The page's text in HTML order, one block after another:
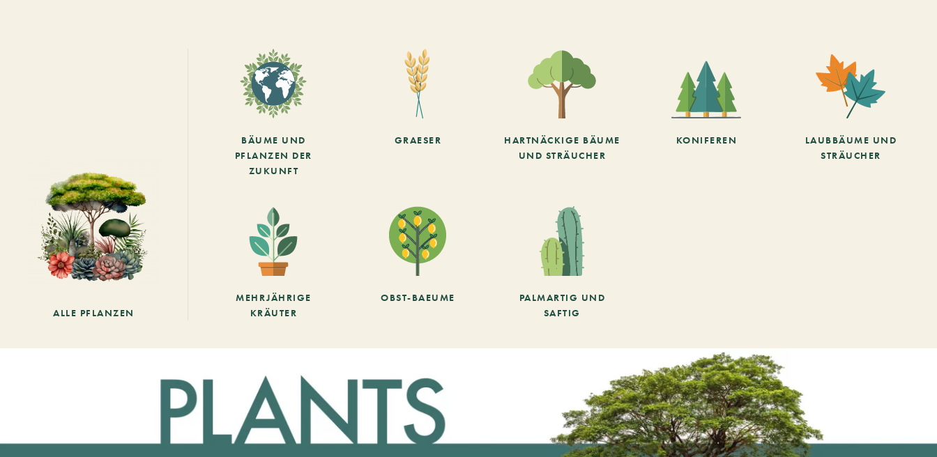
ALLE PFLANZEN
BÄUME UND
PFLANZEN DER
ZUKUNFT
GRAESER
HARTNÄCKIGE BÄUME
UND STRÄUCHER
KONIFEREN
LAUBBÄUME UND
STRÄUCHER
MEHRJÄHRIGE
KRÄUTER
OBST-BAEUME
PALMARTIG UND
SAFTIG